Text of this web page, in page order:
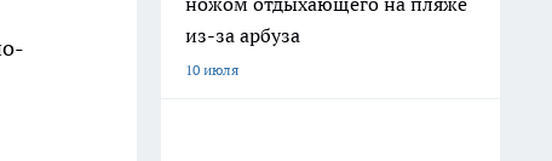
из-за арбуза
10 июля